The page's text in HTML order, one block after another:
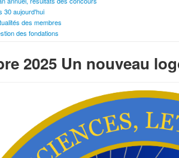
30 aujourd'hui
des membres
des fondations
2025 Un nouveau